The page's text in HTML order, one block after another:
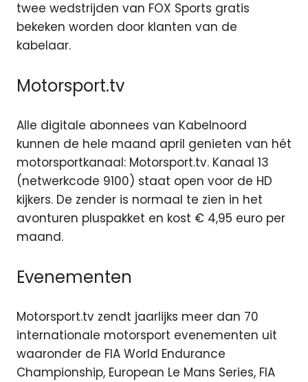
twee wedstrijden van FOX Sports gratis
bekeken worden door klanten van de
kabelaar.
Motorsport.tv
Alle digitale abonnees van Kabelnoord
kunnen de hele maand april genieten van hét
motorsportkanaal: Motorsport.tv. Kanaal 13
(netwerkcode 9100) staat open voor de HD
kijkers. De zender is normaal te zien in het
avonturen pluspakket en kost € 4,95 euro per
maand.
Evenementen
Motorsport.tv zendt jaarlijks meer dan 70
internationale motorsport evenementen uit
waaronder de FIA World Endurance
Championship, European Le Mans Series, FIA